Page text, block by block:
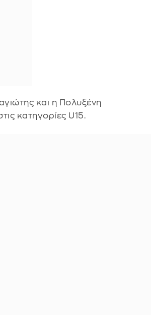
και η Πολυξένη
κατηγορίες U15.